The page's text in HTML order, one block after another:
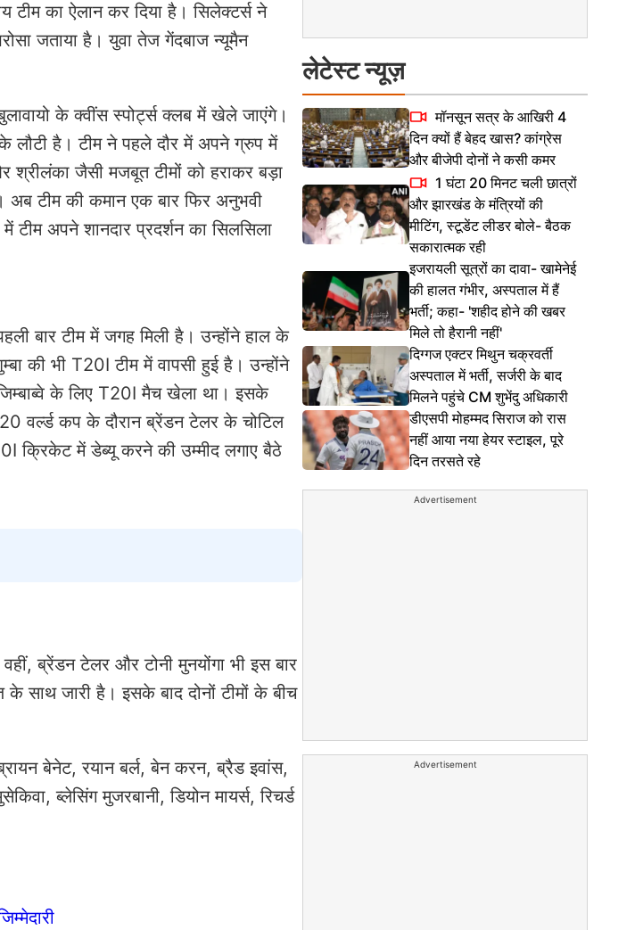
टीम का ऐलान कर दिया है। सिलेक्टर्स ने
जताया है। युवा तेज गेंदबाज न्यूमैन
के क्वींस स्पोर्ट्स क्लब में खेले जाएंगे।
लौटी है। टीम ने पहले दौर में अपने ग्रुप में
श्रीलंका जैसी मजबूत टीमों को हराकर बड़ा
अब टीम की कमान एक बार फिर अनुभवी
टीम अपने शानदार प्रदर्शन का सिलसिला
बार टीम में जगह मिली है। उन्होंने हाल के
की भी T20I टीम में वापसी हुई है। उन्होंने
के लिए T20I मैच खेला था। इसके
वर्ल्ड कप के दौरान ब्रेंडन टेलर के चोटिल
क्रिकेट में डेब्यू करने की उम्मीद लगाए बैठे
ब्रेंडन टेलर और टोनी मुनयोंगा भी इस बार
के साथ जारी है। इसके बाद दोनों टीमों के बीच
बेनेट, रयान बर्ल, बेन करन, ब्रैड इवांस,
ब्लेसिंग मुजरबानी, डियोन मायर्स, रिचर्ड
लेटेस्ट न्यूज़
मॉनसून सत्र के आखिरी 4
दिन क्यों हैं बेहद खास? कांग्रेस
और बीजेपी दोनों ने कसी कमर
1 घंटा 20 मिनट चली छात्रों
और झारखंड के मंत्रियों की
मीटिंग, स्टूडेंट लीडर बोले- बैठक
सकारात्मक रही
इजरायली सूत्रों का दावा- खामेनेई
की हालत गंभीर, अस्पताल में हैं
भर्ती; कहा- 'शहीद होने की खबर
मिले तो हैरानी नहीं'
दिग्गज एक्टर मिथुन चक्रवर्ती
अस्पताल में भर्ती, सर्जरी के बाद
मिलने पहुंचे CM शुभेंदु अधिकारी
डीएसपी मोहम्मद सिराज को रास
नहीं आया नया हेयर स्टाइल, पूरे
दिन तरसते रहे
Advertisement
Advertisement